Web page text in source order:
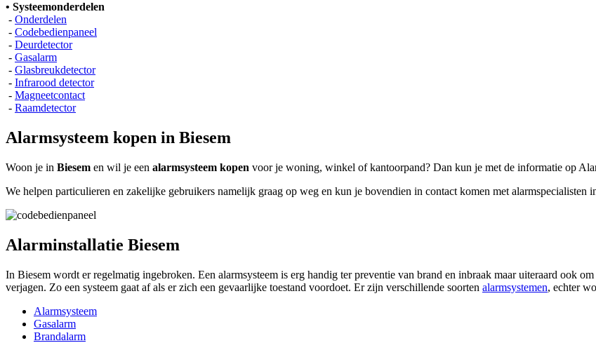
• Systeemonderdelen
- Onderdelen
- Codebedienpaneel
- Deurdetector
- Gasalarm
- Glasbreukdetector
- Infrarood detector
- Magneetcontact
- Raamdetector
Alarmsysteem kopen in Biesem
Woon je in Biesem en wil je een alarmsysteem kopen voor je woning, winkel of kantoorpand? Dan kun je met de informatie op
We helpen particulieren en zakelijke gebruikers namelijk graag op weg en kun je bovendien in contact komen met
Alarminstallatie Biesem
In Biesem wordt er regelmatig ingebroken. Een alarmsysteem is erg handig ter preventie van brand en inbraak maar uiteraard ook
verjagen. Zo een systeem gaat af als er zich een gevaarlijke toestand voordoet. Er zijn verschillende soorten alarmsystemen, echter
Alarmsysteem
Gasalarm
Brandalarm